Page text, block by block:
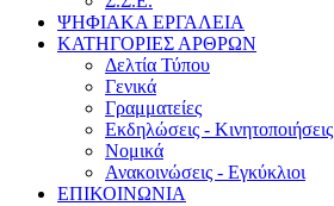
ΨΗΦΙΑΚΑ ΕΡΓΑΛΕΙΑ
ΚΑΤΗΓΟΡΙΕΣ ΑΡΘΡΩΝ
Δελτία Τύπου
Γενικά
Γραμματείες
Εκδηλώσεις - Κινητοποιήσεις
Νομικά
Ανακοινώσεις - Εγκύκλιοι
ΕΠΙΚΟΙΝΩΝΙΑ